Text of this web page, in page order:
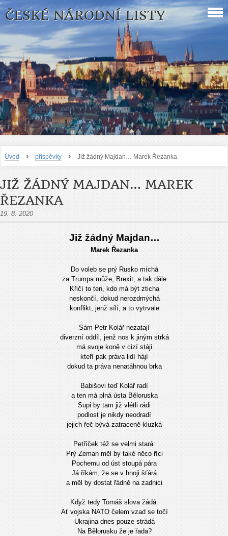
ČESKÉ NÁRODNÍ LISTY
Úvod › příspěvky › Již žádný Majdan… Marek Řezanka
JIŽ ŽÁDNÝ MAJDAN… MAREK
ŘEZANKA
19. 8. 2020
Již žádný Majdan…
Marek Řezanka
Do voleb se prý Rusko míchá
za Trumpa může, Brexit, a tak dále
Křičí to ten, kdo má být zticha
neskončí, dokud nerozdmýchá
konflikt, jenž sílí, a to vytrvale
Sám Petr Kolář nezatají
diverzní oddíl, jenž nos k jiným strká
má svoje koně v cizí stáji
kteří pak práva lidí hájí
dokud ta práva nenatáhnou brka
Babišovi teď Kolář radí
a ten má plná ústa Běloruska
Supi by tam již vlétli rádi
podlost je nikdy neodradí
jejich řeč bývá zatraceně kluzká
Petříček též se velmi stará:
Prý Zeman měl by také něco říci
Pochemu od úst stoupá pára
Já říkám, že se v hnoji šťárá
a měl by dostat řádně na zadnici
Když tedy Tomáš slova žádá:
Ať vojska NATO čelem vzad se točí
Ukrajina dnes pouze strádá
Na Bělorusku že je řada?